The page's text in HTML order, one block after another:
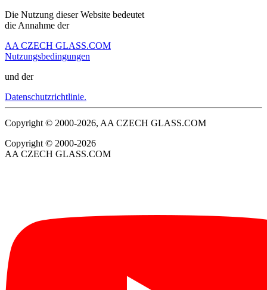
Die Nutzung dieser Website bedeutet
die Annahme der
AA CZECH GLASS.COM
Nutzungsbedingungen
und der
Datenschutzrichtlinie.
Copyright © 2000-2026, AA CZECH GLASS.COM
Copyright © 2000-2026
AA CZECH GLASS.COM